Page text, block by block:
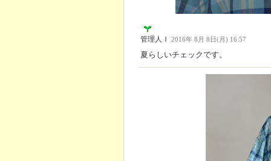
管理人Ｉ 2016年 8月 8日(月) 16:57
夏らしいチェックです。